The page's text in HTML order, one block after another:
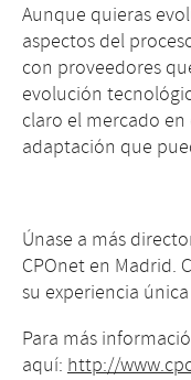
Aunque quieras
aspectos del
con proveedores
evolución
claro el mercado
adaptación que
Únase a más
CPOnet en Madrid.
su experiencia
Para más
aquí: http://